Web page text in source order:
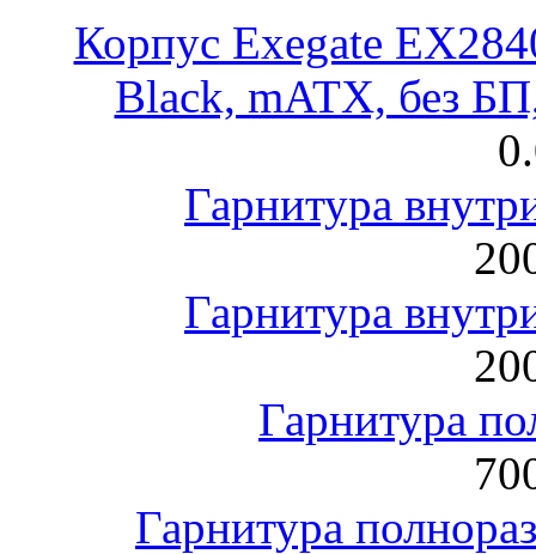
Корпус Exegate
Black, mATX, без
Гарнитура
Гарнитура
Гарнитура
Гарнитура